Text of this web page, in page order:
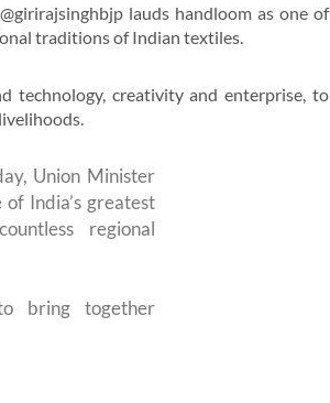
lauds handloom as one of
traditions of Indian textiles.
technology, creativity and enterprise, to
Union Minister
India’s greatest
regional
bring together